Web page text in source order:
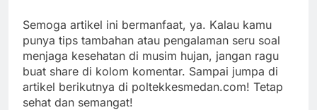
Semoga artikel ini bermanfaat, ya. Kalau kamu
punya tips tambahan atau pengalaman seru soal
menjaga kesehatan di musim hujan, jangan ragu
buat share di kolom komentar. Sampai jumpa di
artikel berikutnya di poltekkesmedan.com! Tetap
sehat dan semangat!